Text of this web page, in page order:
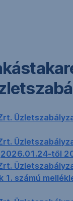
től
1. számú